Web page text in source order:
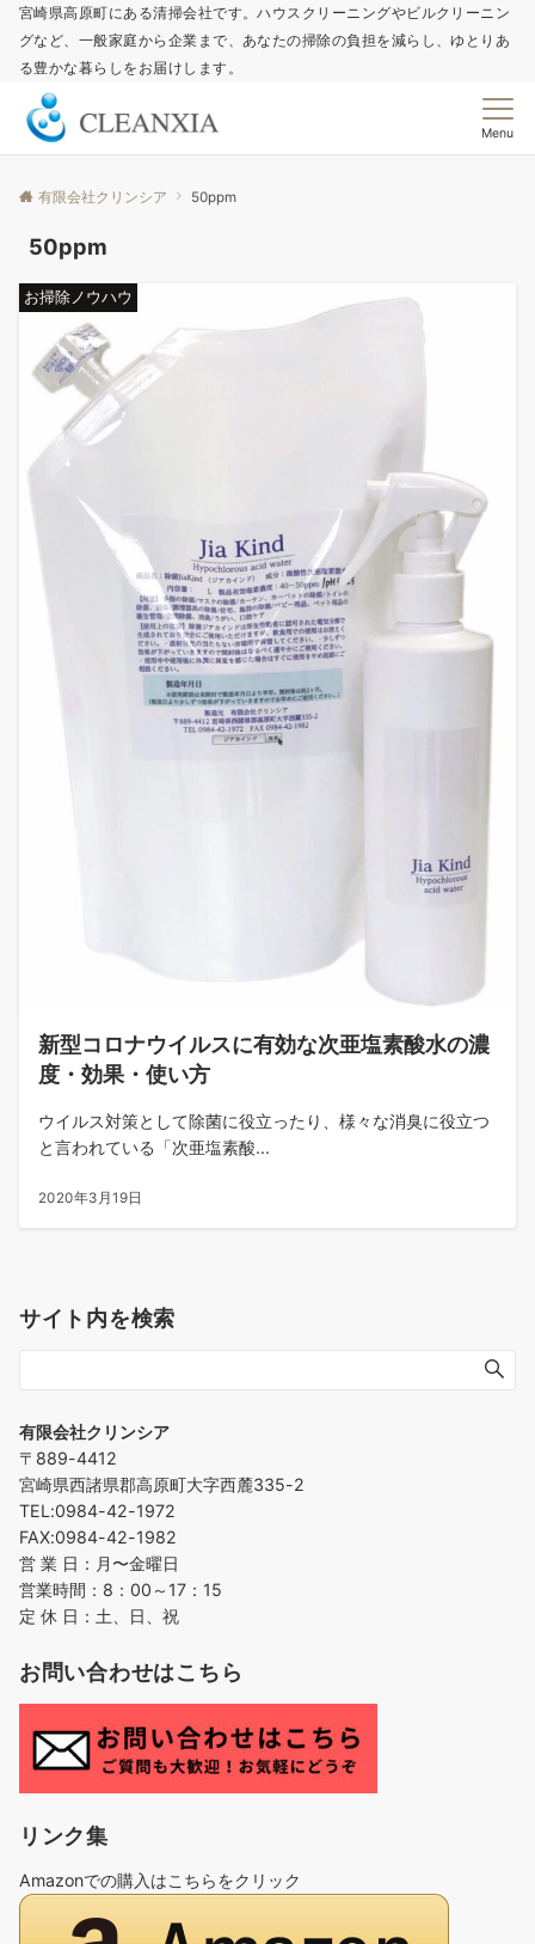
宮崎県高原町にある清掃会社です。ハウスクリーニングやビルクリーニン
グなど、一般家庭から企業まで、あなたの掃除の負担を減らし、ゆとりあ
る豊かな暮らしをお届けします。
Menu
有限会社クリンシア 50ppm
50ppm
お掃除ノウハウ
新型コロナウイルスに有効な次亜塩素酸水の濃
度・効果・使い方
ウイルス対策として除菌に役立ったり、様々な消臭に役立つ
と言われている「次亜塩素酸...
2020年3月19日
サイト内を検索
有限会社クリンシア
〒889-4412
宮崎県西諸県郡高原町大字西麓335-2
TEL:0984-42-1972
FAX:0984-42-1982
営 業 日：月〜金曜日
営業時間：8：00～17：15
定 休 日：土、日、祝
お問い合わせはこちら
リンク集
Amazonでの購入はこちらをクリック